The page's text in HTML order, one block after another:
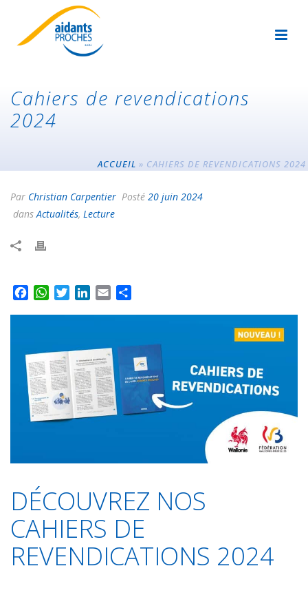
Cahiers de revendications
2024
ACCUEIL » CAHIERS DE REVENDICATIONS 2024
Par Christian Carpentier Posté 20 juin 2024
dansActualités, Lecture
b
o
o
k
W
s
A
p
p
t
e
r
e
d
I
n
l
a
g
e
DÉCOUVREZ NOS
CAHIERS DE
REVENDICATIONS 2024